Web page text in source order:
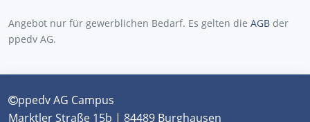
Angebot nur für gewerblichen Bedarf. Es gelten die AGB der
ppedv AG.
ppedv AG Campus
Marktler Straße 15b | 84489 Burghausen